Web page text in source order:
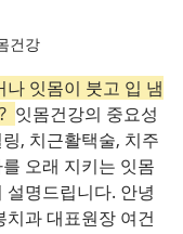
건강
잇몸이 붓고 입 냄
잇몸건강의 중요성
, 치근활택술, 치주
오래 지키는 잇몸
명드립니다. 안녕
과 대표원장 여건